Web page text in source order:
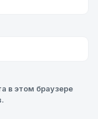
в этом браузере